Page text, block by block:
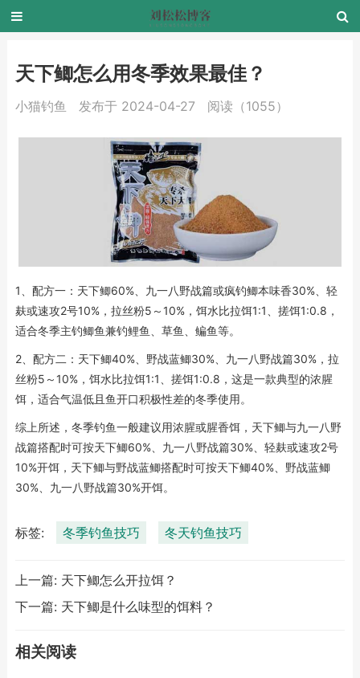
天下鲫怎么用冬季效果最佳？
小猫钓鱼 发布于 2024-04-27 阅读（1055）
1、配方一：天下鲫60%、九一八野战篇或疯钓鲫本味香30%、轻
麸或速攻2号10%，拉丝粉5～10%，饵水比拉饵1:1、搓饵1:0.8，
适合冬季主钓鲫鱼兼钓鲤鱼、草鱼、鳊鱼等。
2、配方二：天下鲫40%、野战蓝鲫30%、九一八野战篇30%，拉
丝粉5～10%，饵水比拉饵1:1、搓饵1:0.8，这是一款典型的浓腥
饵，适合气温低且鱼开口积极性差的冬季使用。
综上所述，冬季钓鱼一般建议用浓腥或腥香饵，天下鲫与九一八野
战篇搭配时可按天下鲫60%、九一八野战篇30%、轻麸或速攻2号
10%开饵，天下鲫与野战蓝鲫搭配时可按天下鲫40%、野战蓝鲫
30%、九一八野战篇30%开饵。
标签: 冬季钓鱼技巧 冬天钓鱼技巧
上一篇: 天下鲫怎么开拉饵？
下一篇: 天下鲫是什么味型的饵料？
相关阅读